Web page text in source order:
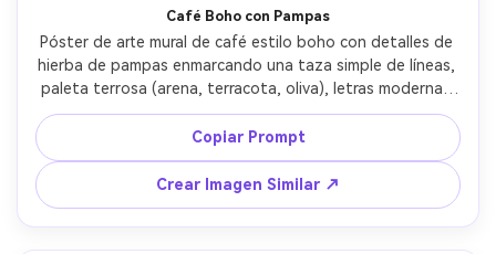
Café Boho con Pampas
Póster de arte mural de café estilo boho con detalles de
hierba de pampas enmarcando una taza simple de líneas,
paleta terrosa (arena, terracota, oliva), letras modernas
con serif "Slow mornings", textura de papel sutil, formas
minimalistas, márgenes equilibrados, listo para imprimir,
alta resolución, sin marca de agua, lente 85mm, fondo
desenfocado, iluminación cinematográfica suave --ar 4:5
Copiar Prompt
Crear Imagen Similar ↗